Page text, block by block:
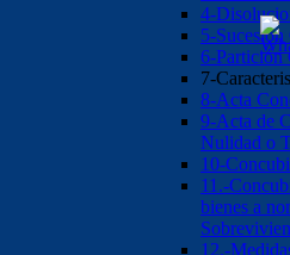
4-
5-
6-Partición
7-
8-Acta
9-Acta de
Nulidad o
10-
11.-
bienes a
12.-